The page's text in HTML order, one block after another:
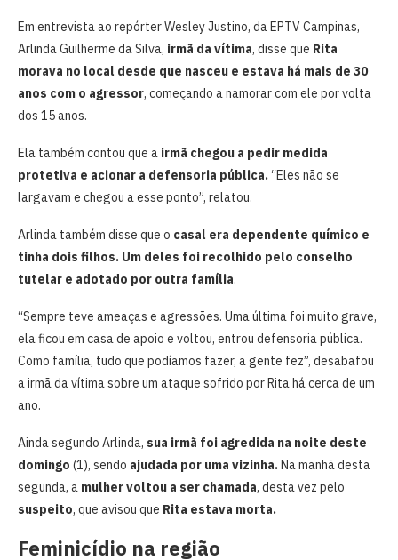
Em entrevista ao repórter Wesley Justino, da EPTV Campinas,
Arlinda Guilherme da Silva, irmã da vítima, disse que Rita
morava no local desde que nasceu e estava há mais de 30
anos com o agressor, começando a namorar com ele por volta
dos 15 anos.
Ela também contou que a irmã chegou a pedir medida
protetiva e acionar a defensoria pública.“Eles não se
largavam e chegou a esse ponto”, relatou.
Arlinda também disse que o casal era dependente químico e
tinha dois filhos. Um deles foi recolhido pelo conselho
tutelar e adotado por outra família.
“Sempre teve ameaças e agressões. Uma última foi muito grave,
ela ficou em casa de apoio e voltou, entrou defensoria pública.
Como família, tudo que podíamos fazer, a gente fez”, desabafou
a irmã da vítima sobre um ataque sofrido por Rita há cerca de um
ano.
Ainda segundo Arlinda, sua irmã foi agredida na noite deste
domingo (1), sendo ajudada por uma vizinha.Na manhã desta
segunda, a mulher voltou a ser chamada, desta vez pelo
suspeito, que avisou que Rita estava morta.
Feminicídio na região